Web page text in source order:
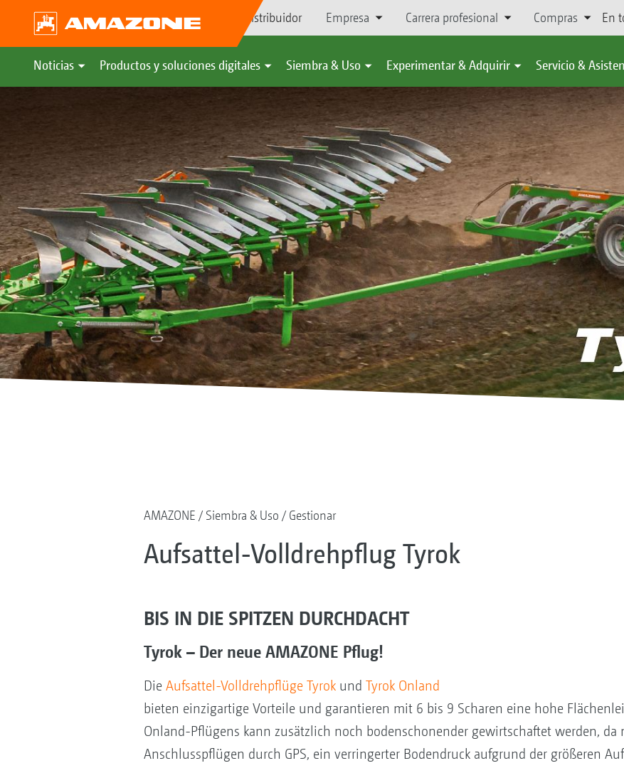
Búsqueda de distribuidor Empresa Carrera profesional Compras En
Noticias Productos y soluciones digitales Siembra & Uso Experimentar & Adquirir Servicio &
AMAZONE Siembra & Uso Gestionar
Aufsattel-Volldrehpflug Tyrok
BIS IN DIE SPITZEN DURCHDACHT
Tyrok – Der neue AMAZONE Pflug!
Die Aufsattel-Volldrehpflüge Tyrokund Tyrok Onland
bieten einzigartige Vorteile und garantieren mit 6 bis 9 Scharen eine hohe
Onland-Pflügens kann zusätzlich noch bodenschonender gewirtschaftet werden, da
Anschlusspflügen durch GPS, ein verringerter Bodendruck aufgrund der größeren